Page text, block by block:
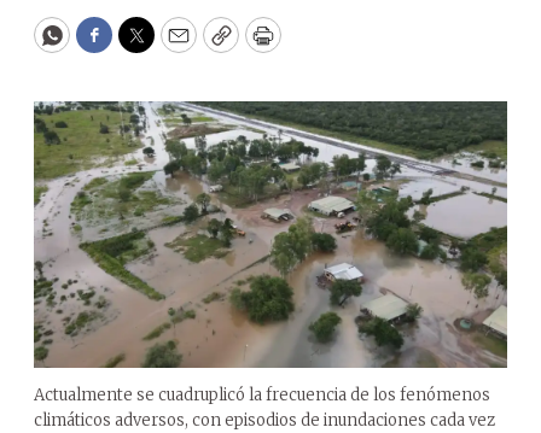
WhatsApp
Facebook
Twitter
EmailCopyPrint
Actualmente se cuadruplicó la frecuencia de los fenómenos
climáticos adversos, con episodios de inundaciones cada vez